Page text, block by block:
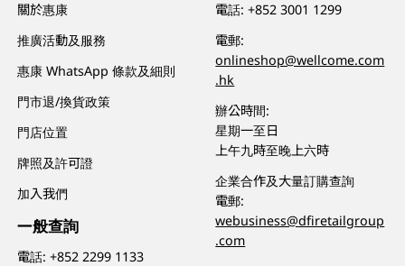
關於惠康
推廣活動及服務
惠康 WhatsApp 條款及細則
門市退/換貨政策
門店位置
牌照及許可證
加入我們
一般查詢
電話:+852 2299 1133
電話:+852 3001 1299
電郵:
onlineshop@wellcome.com
.hk
辦公時間:
星期一至日
上午九時至晚上六時
企業合作及大量訂購查詢
電郵:
webusiness@dfiretailgroup
.com